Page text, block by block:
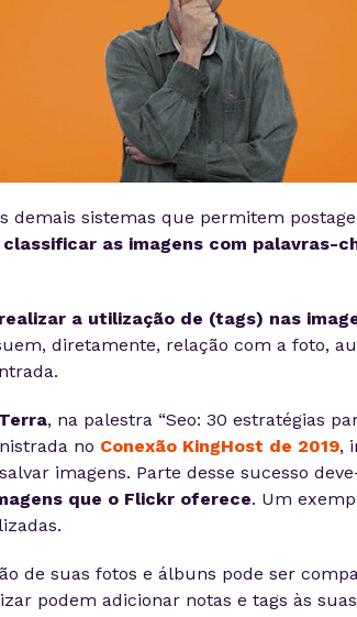
demais sistemas que permitem
as imagens com palavras-
a utilização de (tags) nas
diretamente, relação com a foto,
, na palestra “Seo: 30 estratégias
no Conexão KingHost de 2019,
imagens. Parte desse sucesso
que o Flickr oferece. Um
de suas fotos e álbuns pode ser
podem adicionar notas e tags às